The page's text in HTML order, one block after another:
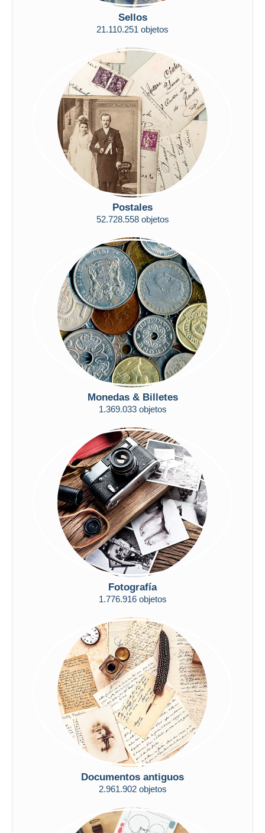
Transferencia bancaria
Visa
Mastercard
Bancontact
iDeal
Maestro
Deseleccionar todo
Residencia del vendedor
Aplicar
Sellos
21.110.251 objetos
Postales
52.728.558 objetos
Monedas & Billetes
1.369.033 objetos
Fotografía
1.776.916 objetos
Documentos antiguos
2.961.902 objetos